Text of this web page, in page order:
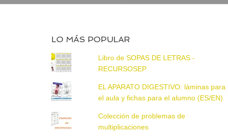
LO MÁS POPULAR
Libro de SOPAS DE LETRAS -
RECURSOSEP
EL APARATO DIGESTIVO: láminas para
el aula y fichas para el alumno (ES/EN)
Colección de problemas de
multiplicaciones